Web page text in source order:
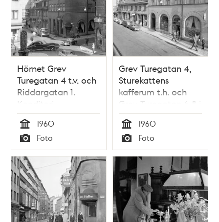
Hörnet Grev
Turegatan 4 t.v. och
Riddargatan 1.
Konditori
Sturekatten
Tid
1960
Typ
Foto
Grev Turegatan 4,
Sturekattens
kafferum t.h. och
Grev Turegatan 6-8 i
fonden.
Tid
1960
Typ
Foto